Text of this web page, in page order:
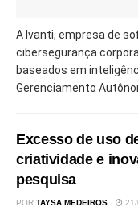
A Ivanti, empresa de
cibersegurança
baseados em
Gerenciamento
Excesso de uso
criatividade e
pesquisa
POR TAYSA MEDEIROS